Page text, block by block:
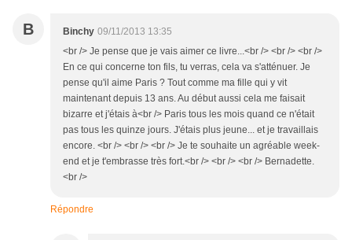
B Binchy 09/11/2013 13:35
<br /> Je pense que je vais aimer ce livre...<br /> <br /> <br />
En ce qui concerne ton fils, tu verras, cela va s'atténuer. Je
pense qu'il aime Paris ? Tout comme ma fille qui y vit
maintenant depuis 13 ans. Au début aussi cela me faisait
bizarre et j'étais à<br /> Paris tous les mois quand ce n'était
pas tous les quinze jours. J'étais plus jeune... et je travaillais
encore. <br /> <br /> <br /> Je te souhaite un agréable week-
end et je t'embrasse très fort.<br /> <br /> <br /> Bernadette.
<br />
Répondre